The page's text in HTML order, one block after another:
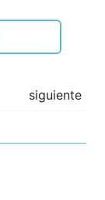
siguiente